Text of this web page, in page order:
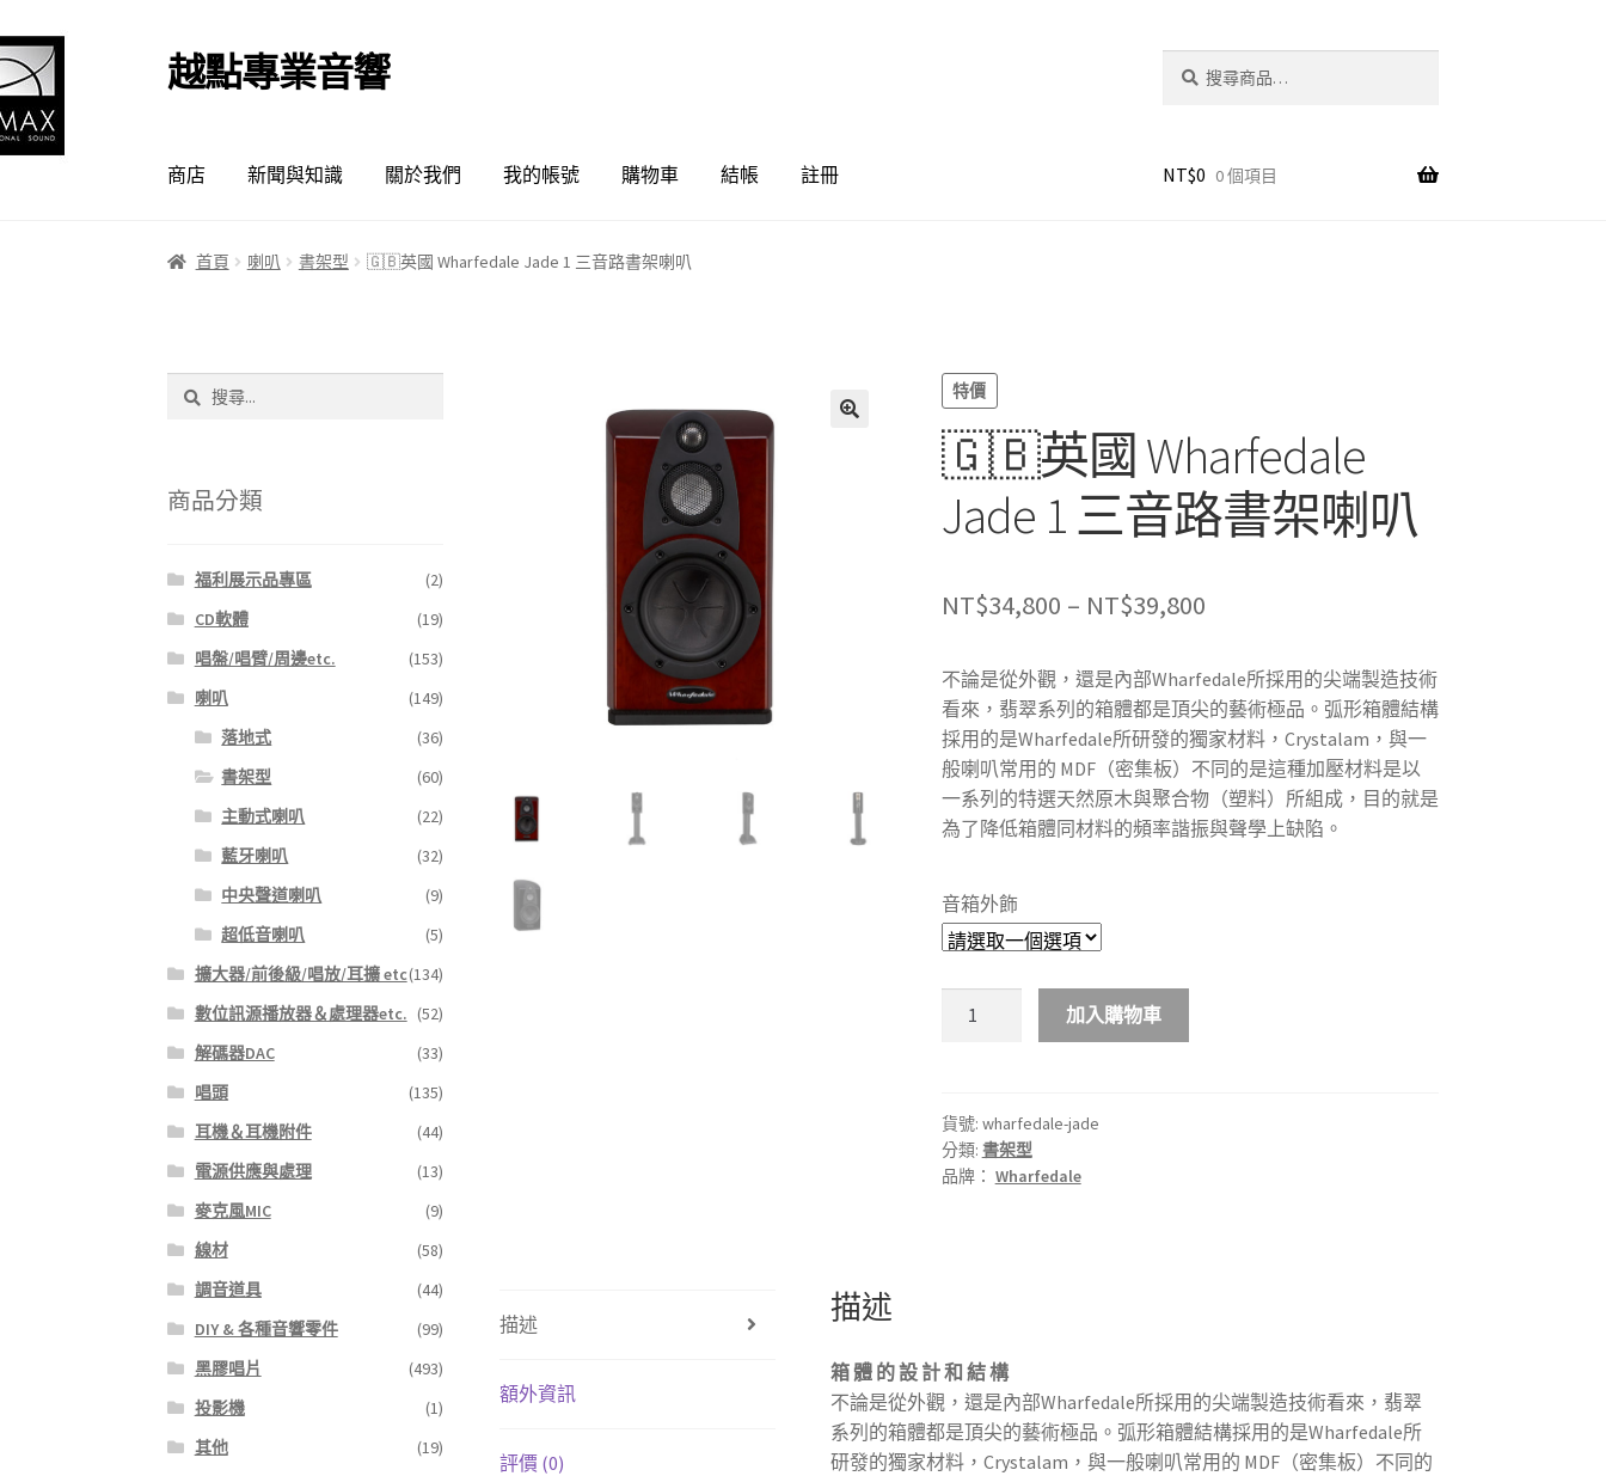
跳
至
列
跳
至
內
越點專業音響
字:
商店 新聞與知識 關於我們 我的帳號 購物車 結帳 註冊 NT$0 0 個項目
首頁 喇叭 書架型 🇬🇧英國 Wharfedale Jade 1 三音路書架喇叭
特價
🇬🇧英國 Wharfedale
Jade 1 三音路書架喇叭
NT$34,800 – NT$39,800價
範
圍：
NT$34,800
到
不論是從外觀，還是內部Wharfedale所採用的尖端製造技術
看來，翡翠系列的箱體都是頂尖的藝術極品。弧形箱體結構
採用的是Wharfedale所研發的獨家材料，Crystalam，與一
般喇叭常用的 MDF（密集板）不同的是這種加壓材料是以
一系列的特選天然原木與聚合物（塑料）所組成，目的就是
為了降低箱體同材料的頻率諧振與聲學上缺陷。
音箱外飾
Jade
1
三
叭
數
量
加入購物車
貨號: wharfedale-jade
分類: 書架型
品牌： Wharfedale
描述
額外資訊
評價 (0)
描述
箱 體 的 設 計 和 結 構
不論是從外觀，還是內部Wharfedale所採用的尖端製造技術看來，翡翠
系列的箱體都是頂尖的藝術極品。弧形箱體結構採用的是Wharfedale所
研發的獨家材料，Crystalam，與一般喇叭常用的 MDF（密集板）不同的
字:
商品分類
福利展示品專區
(2)
CD軟體
(19)
唱盤/唱臂/周邊etc.
(153)
喇叭
(149)
落地式
(36)
書架型
(60)
主動式喇叭
(22)
藍牙喇叭
(32)
中央聲道喇叭
(9)
超低音喇叭
(5)
擴大器/前後級/唱放/耳擴 etc(134)
數位訊源播放器＆處理器etc. (52)
解碼器DAC
(33)
唱頭
(135)
耳機＆耳機附件
(44)
電源供應與處理
(13)
麥克風MIC
(9)
線材
(58)
調音道具
(44)
DIY & 各種音響零件
(99)
黑膠唱片
(493)
投影機
(1)
其他
(19)